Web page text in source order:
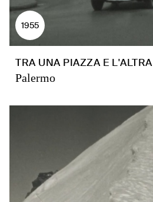
1955
TRA UNA PIAZZA E L'ALTRA
Palermo